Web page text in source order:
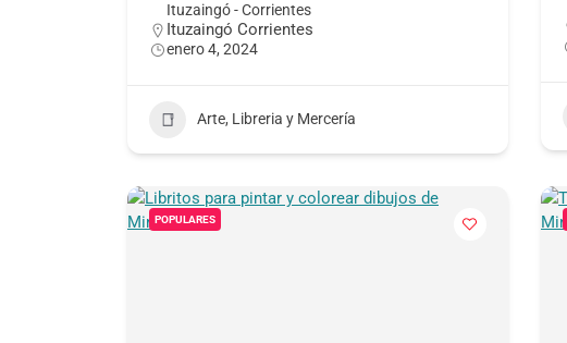
Ituzaingó - Corrientes
Ituzaingó Corrientes
enero 4, 2024
Arte, Libreria y Mercería
POPULARES